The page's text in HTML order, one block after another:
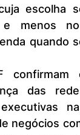
escolha
e menos
quando
das
negócios